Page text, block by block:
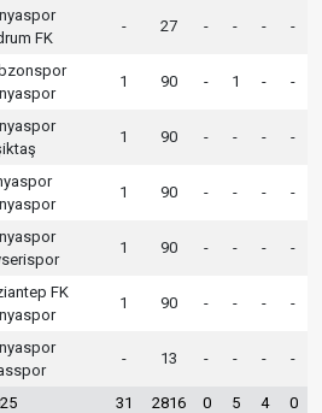
FK
- 27 - - - -
1 90 - 1 - -
1 90 - - - -
1 90 - - - -
1 90 - - - -
FK
1 90 - - - -
- 13 - - - -
31 2816 0 5 4 0